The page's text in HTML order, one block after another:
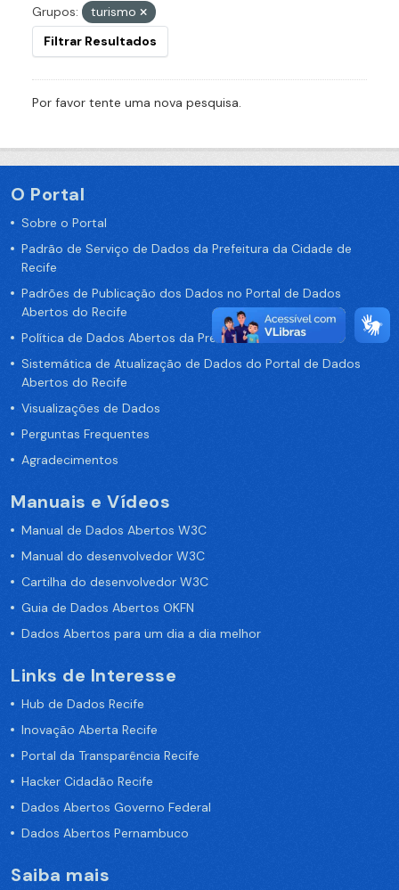
Grupos:
turismo
Filtrar Resultados
Por favor tente uma nova pesquisa.
O Portal
Sobre o Portal
Padrão de Serviço de Dados da Prefeitura da Cidade de
Recife
Padrões de Publicação dos Dados no Portal de Dados
Abertos do Recife
Política de Dados Abertos da Prefeitura do Recife
Sistemática de Atualização de Dados do Portal de Dados
Abertos do Recife
Visualizações de Dados
Perguntas Frequentes
Agradecimentos
Manuais e Vídeos
Manual de Dados Abertos W3C
Manual do desenvolvedor W3C
Cartilha do desenvolvedor W3C
Guia de Dados Abertos OKFN
Dados Abertos para um dia a dia melhor
Links de Interesse
Hub de Dados Recife
Inovação Aberta Recife
Portal da Transparência Recife
Hacker Cidadão Recife
Dados Abertos Governo Federal
Dados Abertos Pernambuco
Saiba mais